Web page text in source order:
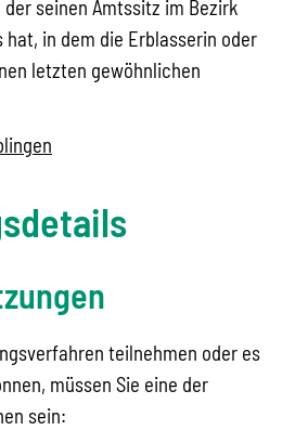
seinen Amtssitz im Bezirk
in dem die Erblasserin oder
letzten gewöhnlichen
teilnehmen oder es
müssen Sie eine der
sein: